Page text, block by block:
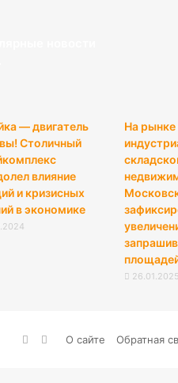
— двигатель
Столичный
влияние
и кризисных
в экономике
На рынке
26.01.2025
О сайте Обратная
vk.com